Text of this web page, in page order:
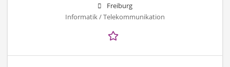
Freiburg
Informatik / Telekommunikation